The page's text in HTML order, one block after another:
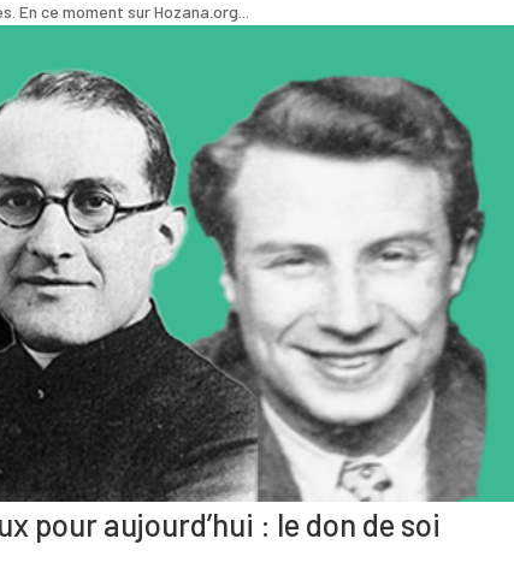
En ce moment sur Hozana.org...
pour aujourd’hui : le don de soi